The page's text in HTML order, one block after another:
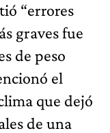
“errores
graves fue
de peso
el
que dejó
de una